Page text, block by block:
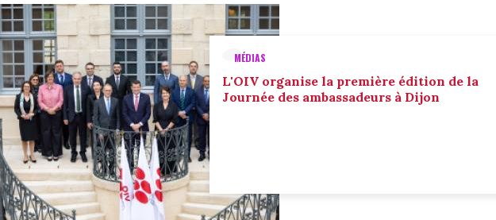
MÉDIAS
L'OIV organise la première édition de la
Journée des ambassadeurs à Dijon